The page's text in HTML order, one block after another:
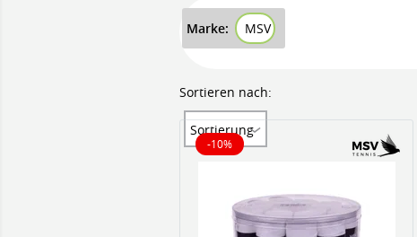
Marke: MSV
Sortieren nach:
Sortierung
-10%
10% reduziert